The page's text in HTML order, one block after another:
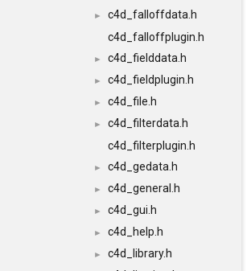
►
c4d_falloffdata.h
c4d_falloffplugin.h
► c4d_fielddata.h
► c4d_fieldplugin.h
► c4d_file.h
►
c4d_filterdata.h
c4d_filterplugin.h
► c4d_gedata.h
► c4d_general.h
► c4d_gui.h
► c4d_help.h
►
c4d_library.h